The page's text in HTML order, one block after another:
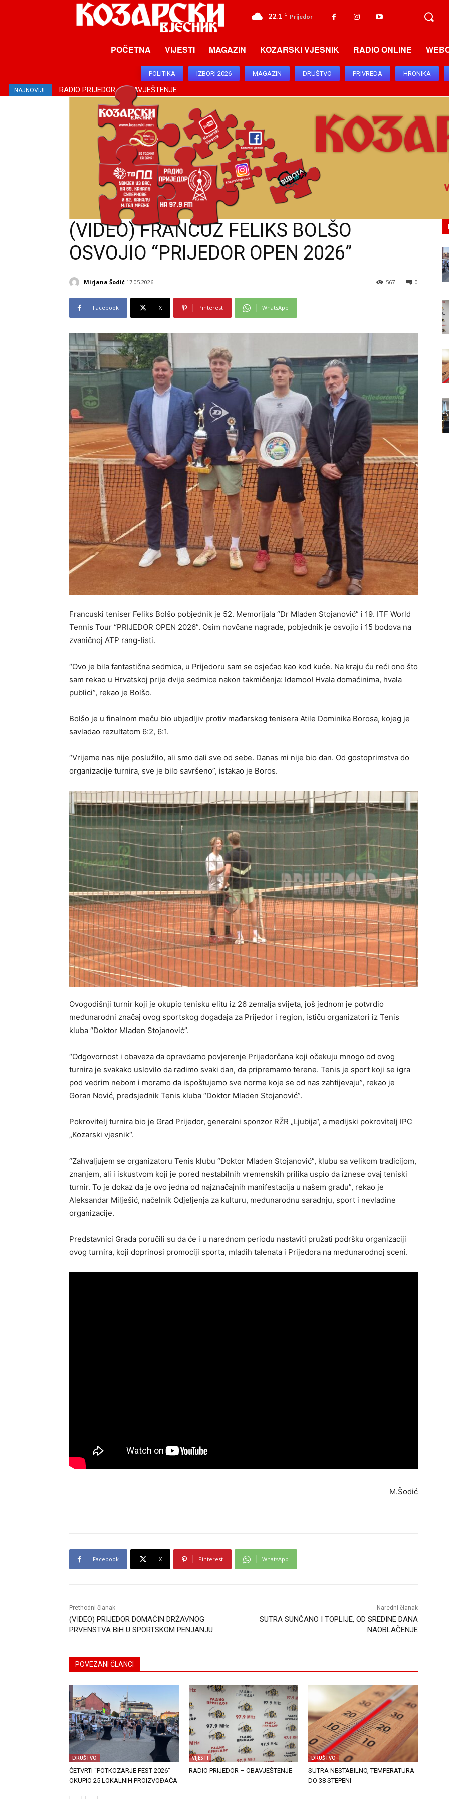
22.1 C Prijedor
POČETNA VIJESTI MAGAZIN KOZARSKI VJESNIK RADIO ONLINE
POLITIKA IZBORI 2026 MAGAZIN DRUŠTVO PRIVREDA HRONIKA
NAJNOVIJE RADIO PRIJEDOR – OBAVJEŠTENJE
SUTRA NESTABILNO, TEMPERATURA DO 38 STEPENI
(VIDEO) FRANCUZ FELIKS BOLŠO
OSVOJIO “PRIJEDOR OPEN 2026”
Mirjana Šodić 17.05.2026. 0
567
Facebook X Pinterest WhatsApp
Francuski teniser Feliks Bolšo pobjednik je 52. Memorijala “Dr Mladen Stojanović” i 19. ITF World
Tennis Tour “PRIJEDOR OPEN 2026”. Osim novčane nagrade, pobjednik je osvojio i 15 bodova na
zvaničnoj ATP rang-listi.
“Ovo je bila fantastična sedmica, u Prijedoru sam se osjećao kao kod kuće. Na kraju ću reći ono što
sam rekao u Hrvatskoj prije dvije sedmice nakon takmičenja: Idemoo! Hvala domaćinima, hvala
publici”, rekao je Bolšo.
Bolšo je u finalnom meču bio ubjedljiv protiv mađarskog tenisera Atile Dominika Borosa, kojeg je
savladao rezultatom 6:2, 6:1.
“Vrijeme nas nije poslužilo, ali smo dali sve od sebe. Danas mi nije bio dan. Od gostoprimstva do
organizacije turnira, sve je bilo savršeno”, istakao je Boros.
Ovogodišnji turnir koji je okupio tenisku elitu iz 26 zemalja svijeta, još jednom je potvrdio
međunarodni značaj ovog sportskog događaja za Prijedor i region, ističu organizatori iz Tenis
kluba “Doktor Mladen Stojanović”.
“Odgovornost i obaveza da opravdamo povjerenje Prijedorčana koji očekuju mnogo od ovog
turnira je svakako uslovilo da radimo svaki dan, da pripremamo terene. Tenis je sport koji se igra
pod vedrim nebom i moramo da ispoštujemo sve norme koje se od nas zahtijevaju”, rekao je
Goran Nović, predsjednik Tenis kluba “Doktor Mladen Stojanović”.
Pokrovitelj turnira bio je Grad Prijedor, generalni sponzor RŽR „Ljubija“, a medijski pokrovitelj IPC
„Kozarski vjesnik“.
“Zahvaljujem se organizatoru Tenis klubu “Doktor Mladen Stojanović”, klubu sa velikom tradicijom,
znanjem, ali i iskustvom koji je pored nestabilnih vremenskih prilika uspio da iznese ovaj teniski
turnir. To je dokaz da je ovo jedna od najznačajnih manifestacija u našem gradu”, rekao je
Aleksandar Milješić, načelnik Odjeljenja za kulturu, međunarodnu saradnju, sport i nevladine
organizacije.
Predstavnici Grada poručili su da će i u narednom periodu nastaviti pružati podršku organizaciji
ovog turnira, koji doprinosi promociji sporta, mladih talenata i Prijedora na međunarodnoj sceni.
M.Šodić
Facebook X Pinterest WhatsApp
Prethodni članak
(VIDEO) PRIJEDOR DOMAĆIN DRŽAVNOG
PRVENSTVA BiH U SPORTSKOM PENJANJU
Naredni članak
SUTRA SUNČANO I TOPLIJE, OD SREDINE DANA
NAOBLAČENJE
POVEZANI ČLANCI
DRUŠTVO
ČETVRTI “POTKOZARJE FEST 2026”
OKUPIO 25 LOKALNIH PROIZVOĐAČA
VIJESTI
RADIO PRIJEDOR – OBAVJEŠTENJE
DRUŠTVO
SUTRA NESTABILNO, TEMPERATURA
DO 38 STEPENI